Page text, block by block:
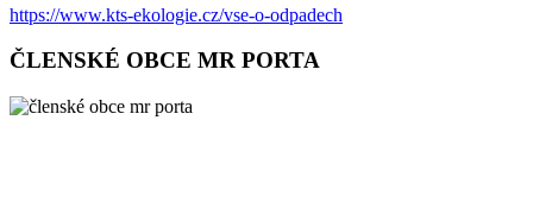
https://www.kts-ekologie.cz/vse-o-odpadech
ČLENSKÉ OBCE MR PORTA